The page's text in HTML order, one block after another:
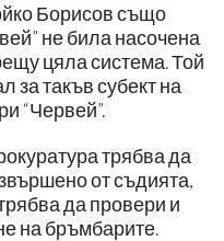
Борисов също
не била насочена
цяла система. Той
за такъв субект на
“Червей”.
трябва да
от съдията,
да провери и
на бръмбарите.